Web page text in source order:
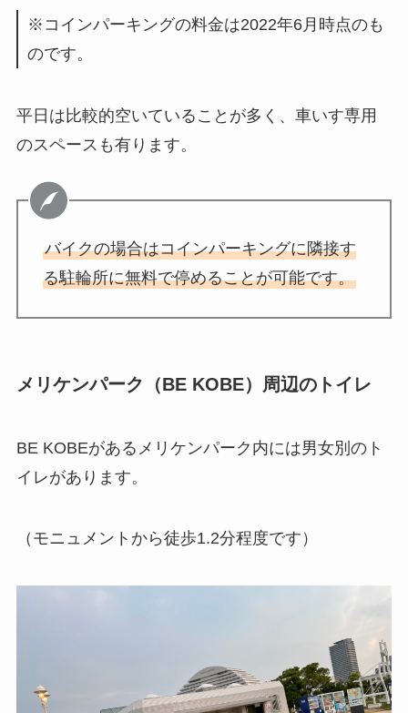
※コインパーキングの料金は2022年6月時点のも
のです。
平日は比較的空いていることが多く、車いす専用
のスペースも有ります。
バイクの場合はコインパーキングに隣接す
る駐輪所に無料で停めることが可能です。
メリケンパーク（BE KOBE）周辺のトイレ
BE KOBEがあるメリケンパーク内には男女別のト
イレがあります。
（モニュメントから徒歩1.2分程度です）